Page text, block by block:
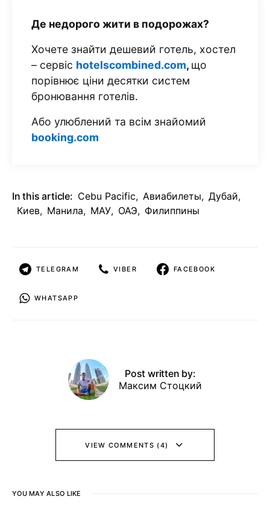
Де недорого жити в подорожах?
Хочете знайти дешевий готель, хостел
– сервіс hotelscombined.com, що
порівнює ціни десятки систем
бронювання готелів.
Або улюблений та всім знайомий
booking.com
In this article: Cebu Pacific, Авиабилеты, Дубай,
Киев, Манила, МАУ, ОАЭ, Филиппины
TELEGRAM VIBER FACEBOOK
WHATSAPP
Post written by:
Максим Стоцкий
VIEW COMMENTS (4)
YOU MAY ALSO LIKE